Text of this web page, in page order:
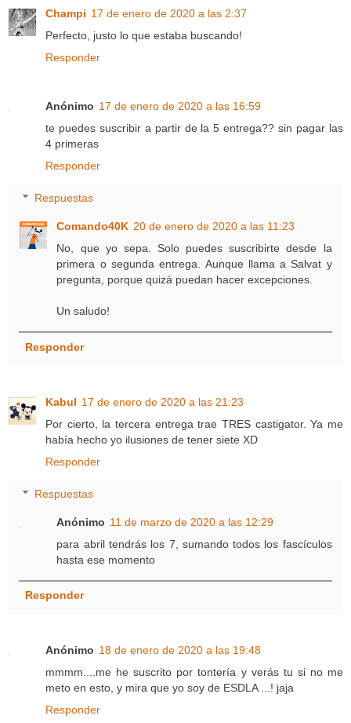
Champi 17 de enero de 2020 a las 2:37
Perfecto, justo lo que estaba buscando!
Responder
Anónimo 17 de enero de 2020 a las 16:59
te puedes suscribir a partir de la 5 entrega?? sin pagar las
4 primeras
Responder
Respuestas
Comando40K 20 de enero de 2020 a las 11:23
No, que yo sepa. Solo puedes suscribirte desde la
primera o segunda entrega. Aunque llama a Salvat y
pregunta, porque quizá puedan hacer excepciones.
Un saludo!
Responder
Kabul 17 de enero de 2020 a las 21:23
Por cierto, la tercera entrega trae TRES castigator. Ya me
había hecho yo ilusiones de tener siete XD
Responder
Respuestas
Anónimo 11 de marzo de 2020 a las 12:29
para abril tendrás los 7, sumando todos los fascículos
hasta ese momento
Responder
Anónimo 18 de enero de 2020 a las 19:48
mmmm....me he suscrito por tontería y verás tu si no me
meto en esto, y mira que yo soy de ESDLA ...! jaja
Responder